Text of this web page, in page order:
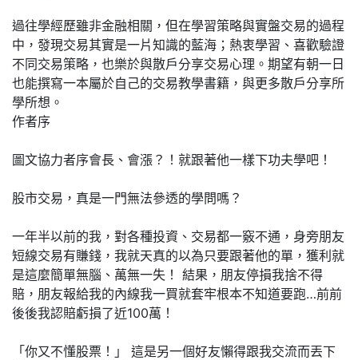
過往學經歷雖非金融相關，但在學習策略與實盤交易的過程
中，發現交易其實是一片知識的藍海；熱衷學習、喜歡驗證
不同交易策略，也樂於與散戶分享交易心理。期望有朝一日
也能撰寫一本屬於自己的交易教學書籍，與更多散戶分享所
學所想。
作者序
圖文協力者序會長、會漲？！就跟著他一樣下功夫學吧！
股市交易，真是一門無法參透的學問嗎？
一年半以前的我，對各種投資、交易都一竅不通，身旁朋友
短線交易有賺錢，我就天真的以為只要跟著他的單，獲利就
是這麼簡單無腦、萬無一失！ 結果，朋友停損我捨不得
賠，朋友報給我的內線我一買就套牢根本不知道要跑…前前
後後我認賠虧損了近100萬！
「你又不懂股票！」 這是另一個好友懶得跟我交流而丟下